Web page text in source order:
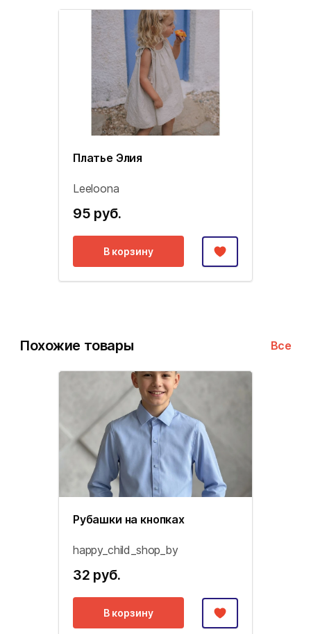
Платье Элия
Leeloona
95 руб.
В корзину
Похожие товары Все
Рубашки на кнопках
happy_child_shop_by
32 руб.
В корзину